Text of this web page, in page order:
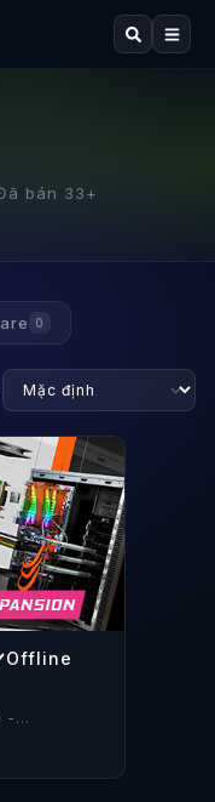
bán 33+
0
-